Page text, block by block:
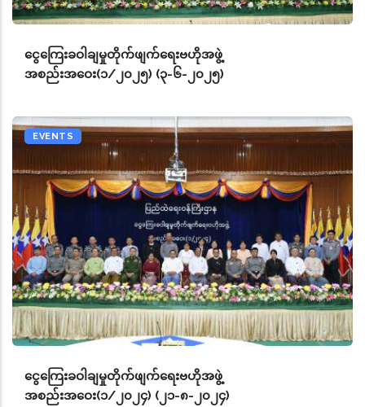
ငွေကြေးခဝါချမှုတိုက်ဖျက်ရေးဗဟိုအဖွဲ့
အစည်းအဝေး(၁/၂၀၂၅) (၃-၆-၂၀၂၅)
EVENTS
ငွေကြေးခဝါချမှုတိုက်ဖျက်ရေးဗဟိုအဖွဲ့
အစည်းအဝေး(၁/၂၀၂၄) (၂၁-၈-၂၀၂၄)